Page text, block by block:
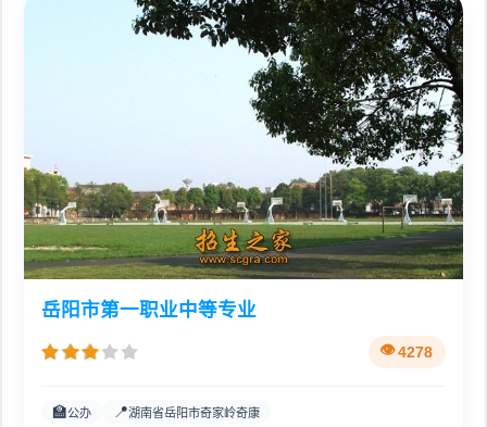
岳阳市第一职业中等专业
4278
🏫公办 📍湖南省岳阳市奇家岭奇康